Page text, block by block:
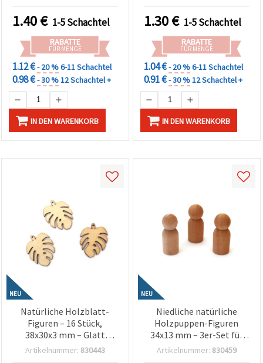
1.40€ 1-5 Schachtel
RABATTE
FÜR MENGE
1.12 €- 20 %6-11 Schachtel
0.98 €- 30 %12 Schachtel +
IN DEN WARENKORB
Deko (assortiert/mix)
1.30€ 1-5 Schachtel
RABATTE
FÜR MENGE
1.04 €- 20 %6-11 Schachtel
0.91 €- 30 %12 Schachtel +
IN DEN WARENKORB
NEU
Natürliche Holzblatt-
Figuren – 16 Stück,
38x30x3 mm – Glatt
geschliffen, ideal zum
Artikelnummer: 830443
NEU
Niedliche natürliche
Holzpuppen-Figuren
34x13 mm – 3er-Set für
Miniaturspielzeug,
Artikelnummer: 830459